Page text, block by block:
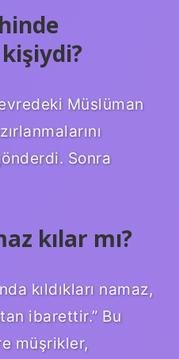
Müslüman
Sonra
kılar mı?
kıldıkları namaz,
ibarettir.” Bu
müşrikler,